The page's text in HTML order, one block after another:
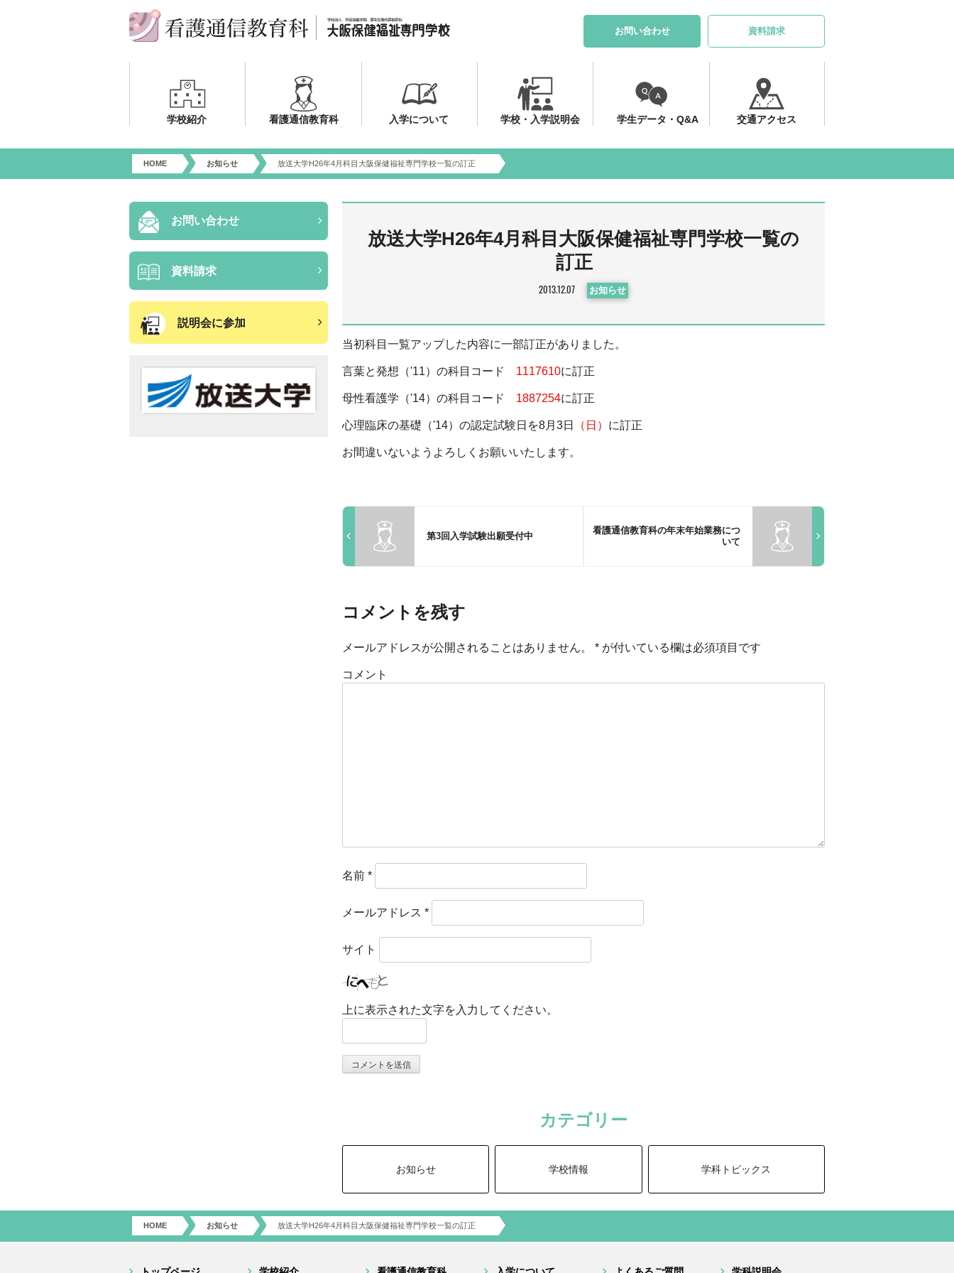
お問い合わせ 資料請求
学校紹介 看護通信教育科 入学について 学校・入学説明会 学生データ・Q&A 交通アクセス
HOME お知らせ 放送大学H26年4月科目大阪保健福祉専門学校一覧の訂正
放送大学H26年4月科目大阪保健福祉専門学校一覧の
訂正
2013.12.07 お知らせ
当初科目一覧アップした内容に一部訂正がありました。
言葉と発想（'11）の科目コード 1117610に訂正
母性看護学（'14）の科目コード 1887254に訂正
心理臨床の基礎（'14）の認定試験日を8月3日 （日） に訂正
お間違いないようよろしくお願いいたします。
第3回入学試験出願受付中
看護通信教育科の年末年始業務につ
いて
コメントを残す
メールアドレスが公開されることはありません。 * が付いている欄は必須項目です
コメント
名前 *
メールアドレス *
サイト
上に表示された文字を入力してください。
カテゴリー
お知らせ 学校情報 学科トピックス
お問い合わせ
資料請求
説明会に参加
HOME お知らせ 放送大学H26年4月科目大阪保健福祉専門学校一覧の訂正